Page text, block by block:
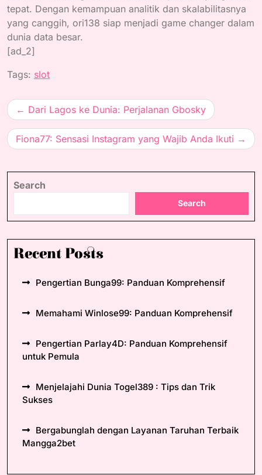
tepat. Dengan kemampuan analitik dan skalabilitasnya
yang canggih, ori138 siap menjadi game changer dalam
dunia data besar.
[ad_2]
Tags: slot
Post
navigation
Dari Lagos ke Dunia: Perjalanan Gbosky
Fiona77: Sensasi Instagram yang Wajib Anda Ikuti
Search
Search
Recent Posts
Pengertian Bunga99: Panduan Komprehensif
Memahami Winlose99: Panduan Komprehensif
Pengertian Parlay4D: Panduan Komprehensif
untuk Pemula
Menjelajahi Dunia Togel389 : Tips dan Trik
Sukses
Bergabunglah dengan Layanan Taruhan Terbaik
Mangga2bet